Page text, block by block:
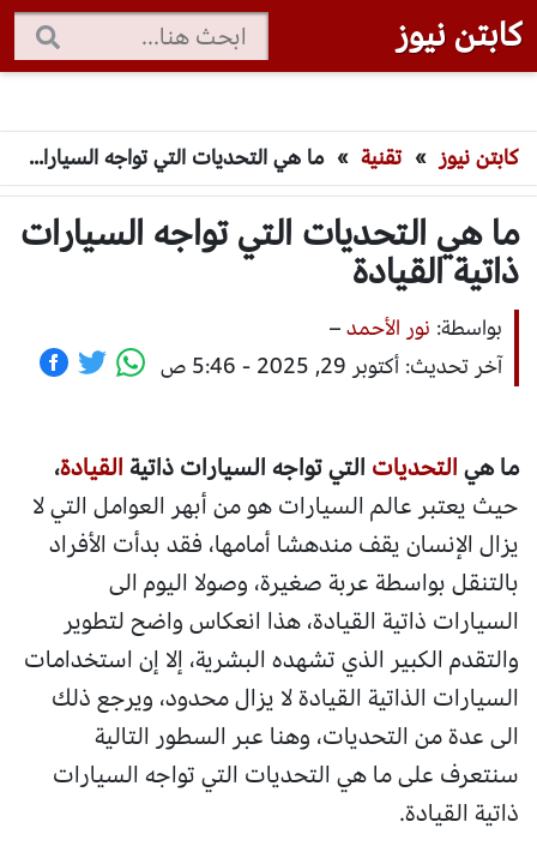
كابتن نيوز
كابتن نيوز » تقنية » ما هي التحديات التي تواجه السيارات ذاتية القيادة
ما هي التحديات التي تواجه السيارات
ذاتية القيادة
بواسطة: نور الأحمد–
آخر تحديث: أكتوبر 29, 2025 - 5:46 ص
ما هيالتحديات التي تواجه السيارات ذاتيةالقيادة،
حيث يعتبر عالم السيارات هو من أبهر العوامل التي لا
يزال الإنسان يقف مندهشا أمامها، فقد بدأت الأفراد
بالتنقل بواسطة عربة صغيرة، وصولا اليوم الى
السيارات ذاتية القيادة، هذا انعكاس واضح لتطوير
والتقدم الكبير الذي تشهده البشرية، إلا إن استخدامات
السيارات الذاتية القيادة لا يزال محدود، ويرجع ذلك
الى عدة من التحديات، وهنا عبر السطور التالية
سنتعرف على ما هي التحديات التي تواجه السيارات
ذاتية القيادة.